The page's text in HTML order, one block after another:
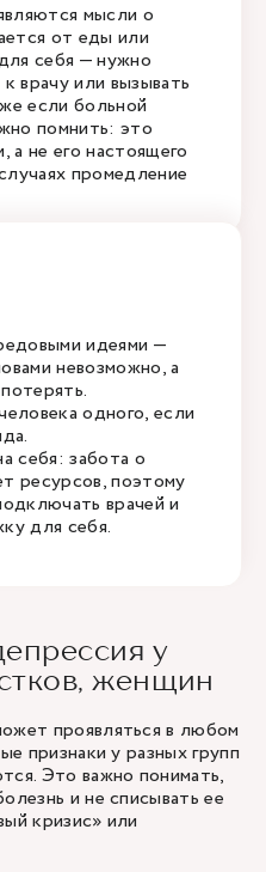
мысли о
от еды или
себя — нужно
врачу или вызывать
если больной
помнить: это
а не его настоящего
промедление
идеями —
невозможно, а
одного, если
себя: забота о
ресурсов, поэтому
врачей и
для себя.
у
женщин
проявляться в любом
признаки у разных групп
Это важно понимать,
и не списывать ее
кризис» или